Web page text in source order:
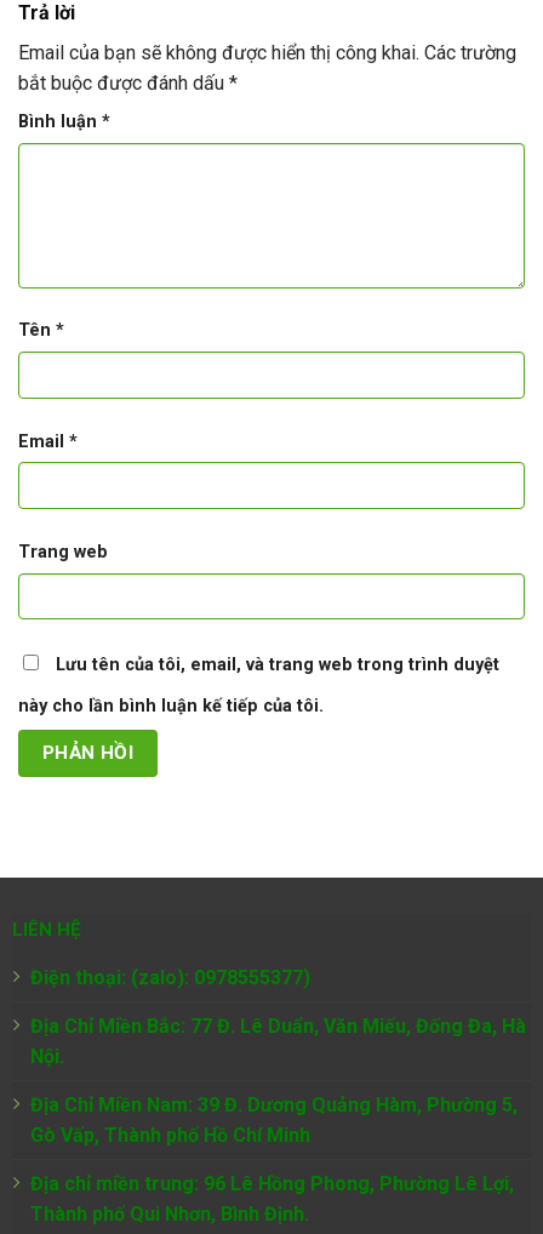
Trả lời
Email của bạn sẽ không được hiển thị công khai. Các trường
bắt buộc được đánh dấu *
Bình luận *
Tên *
Email *
Trang web
Lưu tên của tôi, email, và trang web trong trình duyệt
này cho lần bình luận kế tiếp của tôi.
LIÊN HỆ
Điện thoại: (zalo): 0978555377)
Địa Chỉ Miền Bắc: 77 Đ. Lê Duẩn, Văn Miếu, Đống Đa, Hà
Nội.
Địa Chỉ Miền Nam: 39 Đ. Dương Quảng Hàm, Phường 5,
Gò Vấp, Thành phố Hồ Chí Minh
Địa chỉ miền trung: 96 Lê Hồng Phong, Phường Lê Lợi,
Thành phố Qui Nhơn, Bình Định.